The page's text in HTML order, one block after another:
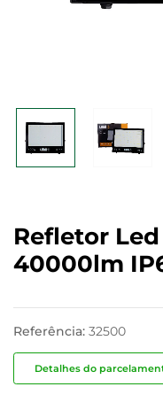
Refletor
40000lm
Referência: 32500
Detalhes do